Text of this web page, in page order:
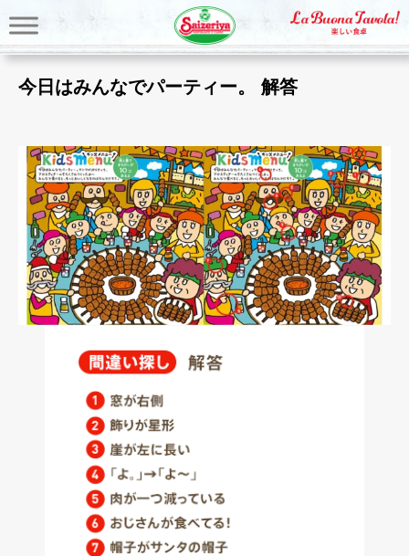
今日はみんなでパーティー。 解答